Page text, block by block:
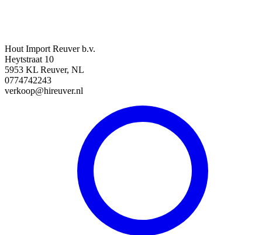
Hout Import Reuver b.v.
Heytstraat 10
5953 KL Reuver, NL
0774742243
verkoop@hireuver.nl